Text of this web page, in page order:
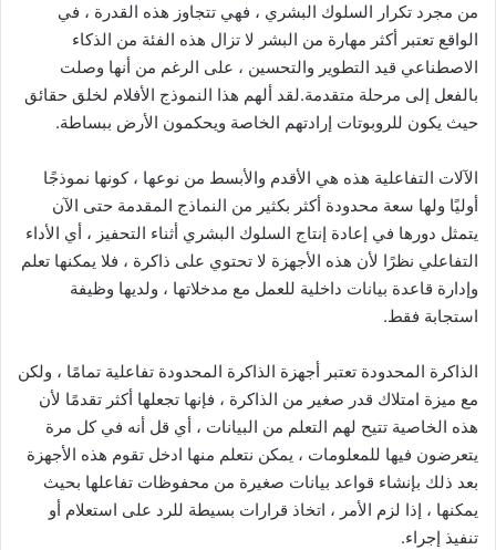
من مجرد تكرار السلوك البشري ، فهي تتجاوز هذه القدرة ، في
الواقع تعتبر أكثر مهارة من البشر لا تزال هذه الفئة من الذكاء
الاصطناعي قيد التطوير والتحسين ، على الرغم من أنها وصلت
بالفعل إلى مرحلة متقدمة.لقد ألهم هذا النموذج الأفلام لخلق حقائق
حيث يكون للروبوتات إرادتهم الخاصة ويحكمون الأرض ببساطة.
الآلات التفاعلية هذه هي الأقدم والأبسط من نوعها ، كونها نموذجًا
أوليًا ولها سعة محدودة أكثر بكثير من النماذج المقدمة حتى الآن
يتمثل دورها في إعادة إنتاج السلوك البشري أثناء التحفيز ، أي الأداء
التفاعلي نظرًا لأن هذه الأجهزة لا تحتوي على ذاكرة ، فلا يمكنها تعلم
وإدارة قاعدة بيانات داخلية للعمل مع مدخلاتها ، ولديها وظيفة
استجابة فقط.
الذاكرة المحدودة تعتبر أجهزة الذاكرة المحدودة تفاعلية تمامًا ، ولكن
مع ميزة امتلاك قدر صغير من الذاكرة ، فإنها تجعلها أكثر تقدمًا لأن
هذه الخاصية تتيح لهم التعلم من البيانات ، أي قل أنه في كل مرة
يتعرضون فيها للمعلومات ، يمكن نتعلم منها ادخل تقوم هذه الأجهزة
بعد ذلك بإنشاء قواعد بيانات صغيرة من محفوظات تفاعلها بحيث
يمكنها ، إذا لزم الأمر ، اتخاذ قرارات بسيطة للرد على استعلام أو
تنفيذ إجراء.